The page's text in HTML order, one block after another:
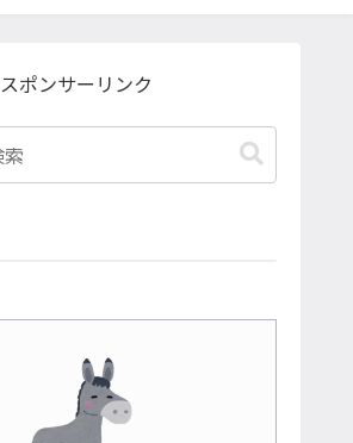
スポンサーリンク